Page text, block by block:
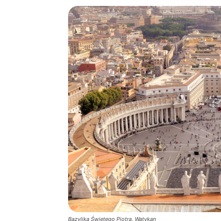
Bazylika Świętego Piotra, Watykan